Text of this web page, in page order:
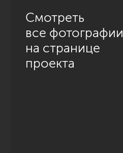
Смотреть
все фотографии
на странице
проекта